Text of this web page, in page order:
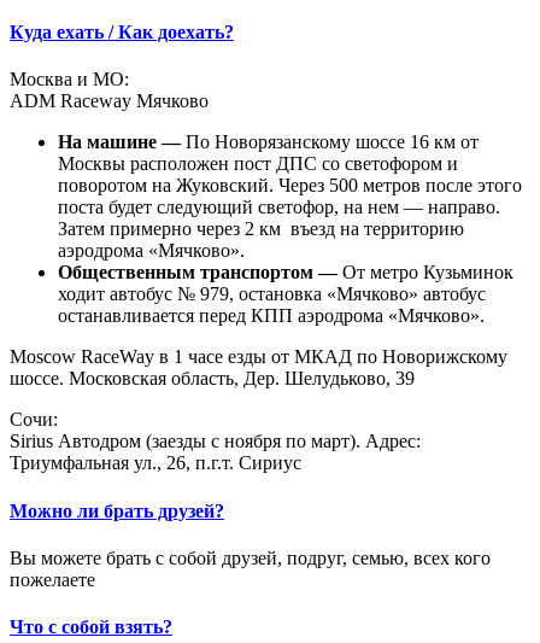
Куда ехать / Как доехать?
Москва и МО:
ADM Raceway Мячково
На машине —По Новорязанскому шоссе 16 км от
Москвы расположен пост ДПС со светофором и
поворотом на Жуковский. Через 500 метров после этого
поста будет следующий светофор, на нем — направо.
Затем примерно через 2 км въезд на территорию
аэродрома «Мячково».
Общественным транспортом —От метро Кузьминок
ходит автобус № 979, остановка «Мячково» автобус
останавливается перед КПП аэродрома «Мячково».
Moscow RaceWay в 1 часе езды от МКАД по Новорижскому
шоссе. Московская область, Дер. Шелудьково, 39
Сочи:
Sirius Автодром (заезды с ноября по март). Адрес:
Триумфальная ул., 26, п.г.т. Сириус
Можно ли брать друзей?
Вы можете брать с собой друзей, подруг, семью, всех кого
пожелаете
Что с собой взять?